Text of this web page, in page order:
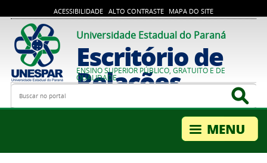
ACESSIBILIDADE ALTO CONTRASTE MAPA DO SITE
Universidade Estadual do Paraná
Escritório de
Relações
Internacionais
ENSINO SUPERIOR PÚBLICO, GRATUITO E DE
QUALIDADE
Busca